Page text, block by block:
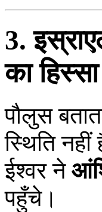
3.
का हिस्सा
पौलुस
स्थिति नहीं
ईश्वर ने
पहुँचे।